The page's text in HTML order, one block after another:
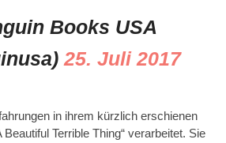
Books USA
25. Juli 2017
in ihrem kürzlich erschienen
Beautiful Terrible Thing“ verarbeitet. Sie